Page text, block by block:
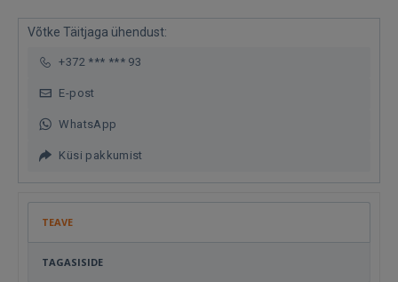
Võtke Täitjaga ühendust:
+372 *** *** 93
E-post
WhatsApp
Küsi pakkumist
TEAVE
TAGASISIDE